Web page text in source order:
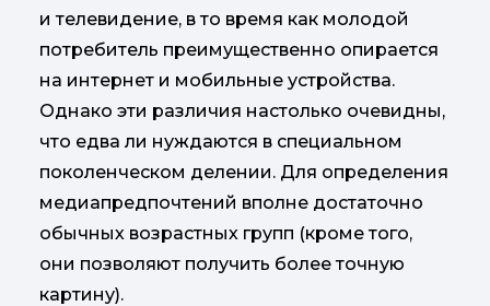
и телевидение, в то время как молодой
потребитель преимущественно опирается
на интернет и мобильные устройства.
Однако эти различия настолько очевидны,
что едва ли нуждаются в специальном
поколенческом делении. Для определения
медиапредпочтений вполне достаточно
обычных возрастных групп (кроме того,
они позволяют получить более точную
картину).